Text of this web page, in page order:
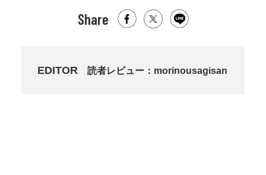
Share
EDITOR 読者レビュー：morinousagisan